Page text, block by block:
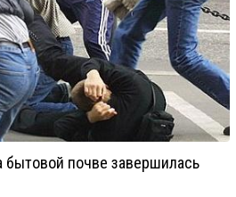
бытовой почве завершилась